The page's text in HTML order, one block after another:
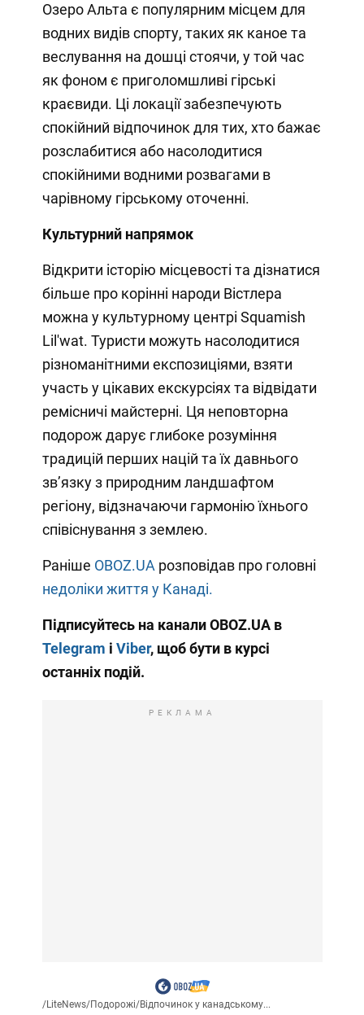
Озеро Альта є популярним місцем для
водних видів спорту, таких як каное та
веслування на дошці стоячи, у той час
як фоном є приголомшливі гірські
краєвиди. Ці локації забезпечують
спокійний відпочинок для тих, хто бажає
розслабитися або насолодитися
спокійними водними розвагами в
чарівному гірському оточенні.
Культурний напрямок
Відкрити історію місцевості та дізнатися
більше про корінні народи Вістлера
можна у культурному центрі Squamish
Lil'wat. Туристи можуть насолодитися
різноманітними експозиціями, взяти
участь у цікавих екскурсіях та відвідати
ремісничі майстерні. Ця неповторна
подорож дарує глибоке розуміння
традицій перших націй та їх давнього
зв’язку з природним ландшафтом
регіону, відзначаючи гармонію їхнього
співіснування з землею.
Раніше OBOZ.UA розповідав про головні
недоліки життя у Канаді.
Підписуйтесь на канали OBOZ.UA в
Telegram і Viber, щоб бути в курсі
останніх подій.
РЕКЛАМА
/LiteNews/Подорожі/Відпочинок у канадському...